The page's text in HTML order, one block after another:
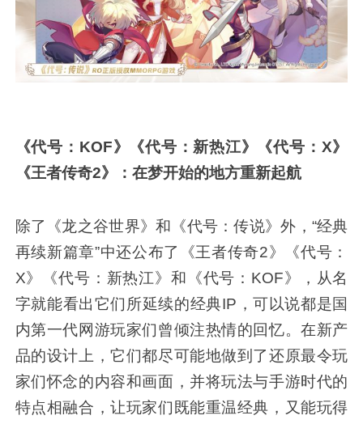
《代号：KOF》《代号：新热江》《代号：X》
《王者传奇2》：在梦开始的地方重新起航
除了《龙之谷世界》和《代号：传说》外，“经典
再续新篇章”中还公布了《王者传奇2》《代号：
X》《代号：新热江》和《代号：KOF》，从名
字就能看出它们所延续的经典IP，可以说都是国
内第一代网游玩家们曾倾注热情的回忆。在新产
品的设计上，它们都尽可能地做到了还原最令玩
家们怀念的内容和画面，并将玩法与手游时代的
特点相融合，让玩家们既能重温经典，又能玩得